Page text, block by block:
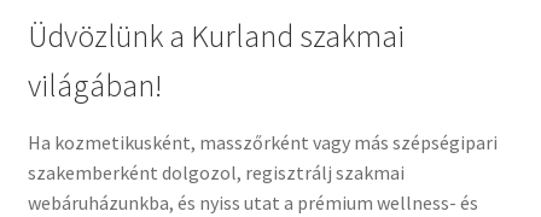
Kapcsolat
Facebook
Instagram
Üdvözlünk a Kurland szakmai
világában!
Ha kozmetikusként, masszőrként vagy más szépségipari
szakemberként dolgozol, regisztrálj szakmai
webáruházunkba, és nyiss utat a prémium wellness- és